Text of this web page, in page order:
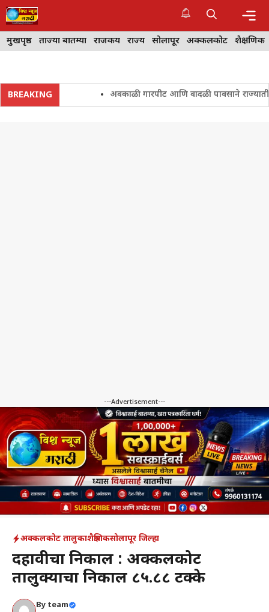
Skip
to
content
मुखपृष्ठ ताज्या बातम्या राजकीय राज्य सोलापूर अक्कलकोट शैक्षणिक
BREAKING अवकाळी गारपीट आणि वादळी पावसाने राज्यातील
---Advertisement---
अक्कलकोट तालुकाशैक्षणिकसोलापूर जिल्हा
दहावीचा निकाल : अक्कलकोट
तालुक्याचा निकाल ८५.८८ टक्के
By team